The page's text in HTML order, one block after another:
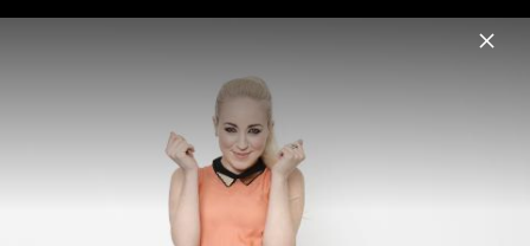
Menu
Margaret Berger
News Musik Videos